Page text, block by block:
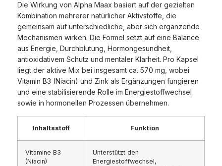
Die Wirkung von Alpha Maax basiert auf der gezielten
Kombination mehrerer natürlicher Aktivstoffe, die
gemeinsam auf unterschiedliche, aber sich ergänzende
Mechanismen wirken. Die Formel setzt auf eine Balance
aus Energie, Durchblutung, Hormongesundheit,
antioxidativem Schutz und mentaler Klarheit. Pro Kapsel
liegt der aktive Mix bei insgesamt ca. 570 mg, wobei
Vitamin B3 (Niacin) und Zink als Ergänzungen fungieren
und eine stabilisierende Rolle im Energiestoffwechsel
sowie in hormonellen Prozessen übernehmen.
Inhaltsstoff Funktion
Vitamine B3
(Niacin)
Unterstützt den
Energiestoffwechsel,